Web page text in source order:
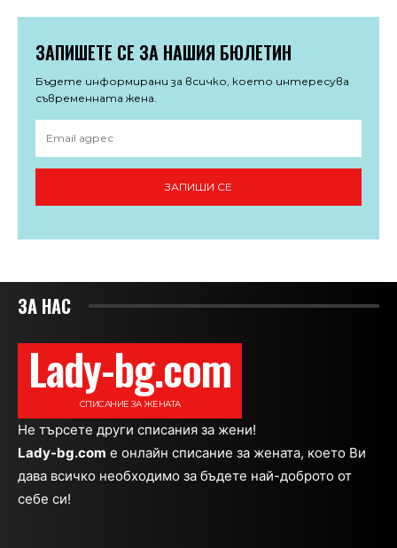
ЗАПИШЕТЕ СЕ ЗА НАШИЯ БЮЛЕТИН
Бъдете информирани за всичко, което интересува
съвременната жена.
ЗАПИШИ СЕ
ЗА НАС
Lady-bg.com
СПИСАНИЕ ЗА ЖЕНАТА
Не търсете други списания за жени!
Lady-bg.com e онлайн списание за жената, което Ви
дава всичко необходимо за бъдете най-доброто от
себе си!